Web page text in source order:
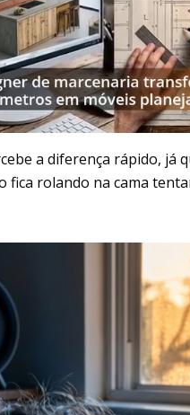
a diferença rápido, já
fica rolando na cama